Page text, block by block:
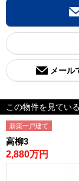
メール
この物件を見てい
新築一戸建て
高柳3
2,880万円